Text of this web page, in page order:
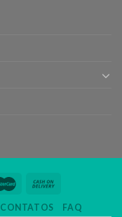
CONTATOS FAQ